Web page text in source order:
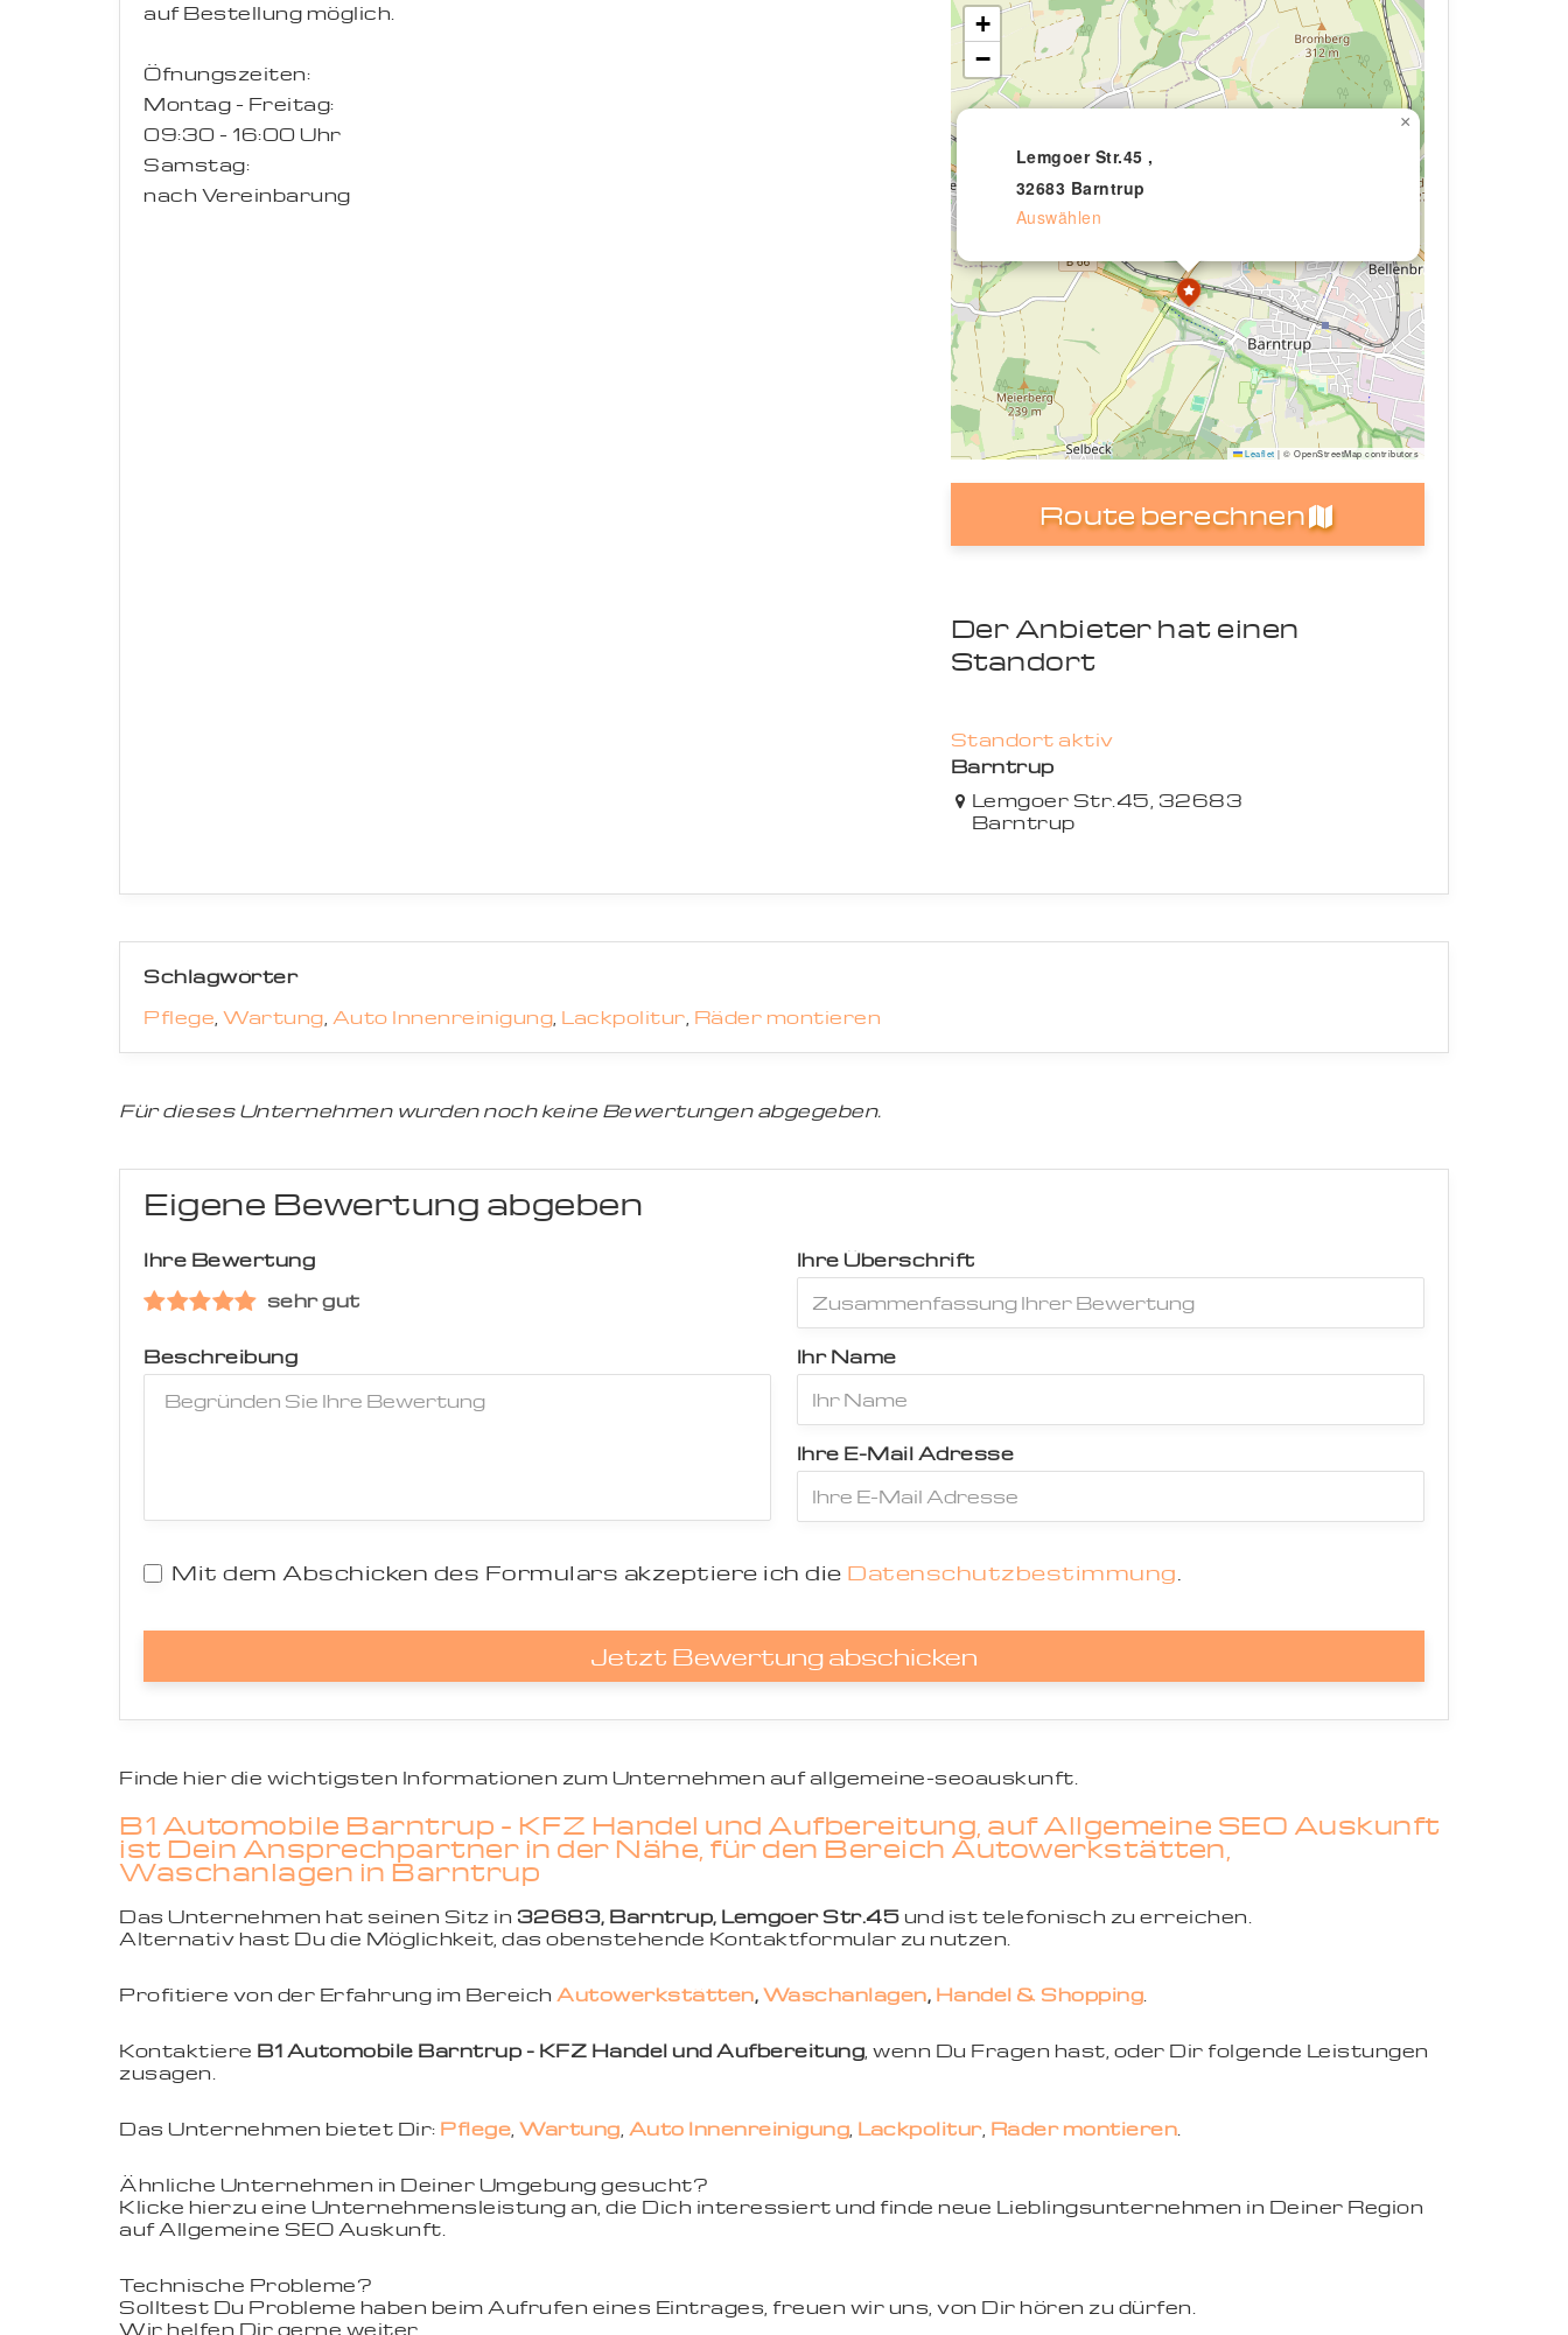
auf Bestellung möglich.
Öfnungszeiten:
Montag - Freitag:
09:30 - 16:00 Uhr
Samstag:
nach Vereinbarung
Lemgoer Str.45 ,
32683 Barntrup
Auswählen
×
+
−
Leaflet | © OpenStreetMap contributors
Route berechnen
Der Anbieter hat einen
Standort
Standort aktiv
Barntrup
Lemgoer Str.45, 32683
Barntrup
Schlagwörter
Pflege, Wartung, Auto Innenreinigung, Lackpolitur, Räder montieren
Für dieses Unternehmen wurden noch keine Bewertungen abgegeben.
Eigene Bewertung abgeben
Ihre Bewertung
sehr gut
Ihre Überschrift
Ihr Name
Ihre E-Mail Adresse
Beschreibung
Mit dem Abschicken des Formulars akzeptiere ich die Datenschutzbestimmung
Jetzt Bewertung abschicken
Finde hier die wichtigsten Informationen zum Unternehmen auf allgemeine-seoauskunft.
B1 Automobile Barntrup - KFZ Handel und Aufbereitung, auf Allgemeine SEO Auskunft
ist Dein Ansprechpartner in der Nähe, für den Bereich Autowerkstätten,
Waschanlagen in Barntrup
Das Unternehmen hat seinen Sitz in 32683, Barntrup, Lemgoer Str.45 und ist telefonisch zu erreichen.
Alternativ hast Du die Möglichkeit, das obenstehende Kontaktformular zu nutzen.
Profitiere von der Erfahrung im Bereich Autowerkstätten, Waschanlagen, Handel & Shopping.
Kontaktiere B1 Automobile Barntrup - KFZ Handel und Aufbereitung, wenn Du Fragen hast, oder Dir folgende Leistungen
zusagen.
Das Unternehmen bietet Dir: Pflege, Wartung, Auto Innenreinigung, Lackpolitur, Räder montieren.
Ähnliche Unternehmen in Deiner Umgebung gesucht?
Klicke hierzu eine Unternehmensleistung an, die Dich interessiert und finde neue Lieblingsunternehmen in Deiner Region
auf Allgemeine SEO Auskunft.
Technische Probleme?
Solltest Du Probleme haben beim Aufrufen eines Eintrages, freuen wir uns, von Dir hören zu dürfen.
Wir helfen Dir gerne weiter.